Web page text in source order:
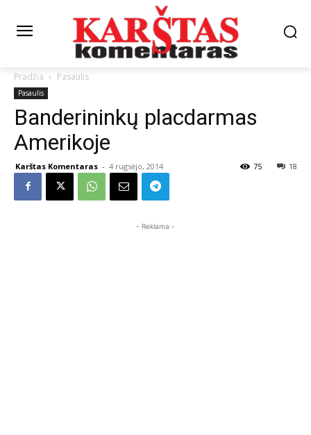
Pradžia Pasaulis
Pasaulis
Banderininkų placdarmas
Amerikoje
Karštas Komentaras - 4 rugsėjo, 2014 18
75
- Reklama -